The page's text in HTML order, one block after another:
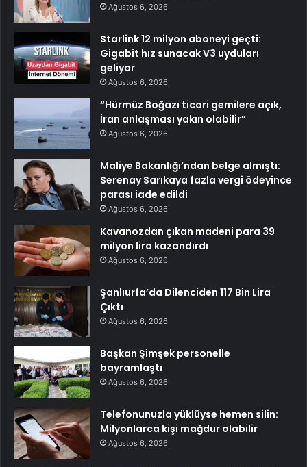
Ağustos 6, 2026
Starlink 12 milyon aboneyi geçti:
Gigabit hız sunacak V3 uyduları
geliyor
Ağustos 6, 2026
“Hürmüz Boğazı ticari gemilere açık,
İran anlaşması yakın olabilir”
Ağustos 6, 2026
Maliye Bakanlığı’ndan belge almıştı:
Serenay Sarıkaya fazla vergi ödeyince
parası iade edildi
Ağustos 6, 2026
Kavanozdan çıkan madeni para 39
milyon lira kazandırdı
Ağustos 6, 2026
Şanlıurfa’da Dilenciden 117 Bin Lira
Çıktı
Ağustos 6, 2026
Başkan Şimşek personelle
bayramlaştı
Ağustos 6, 2026
Telefonunuzla yüklüyse hemen silin:
Milyonlarca kişi mağdur olabilir
Ağustos 6, 2026